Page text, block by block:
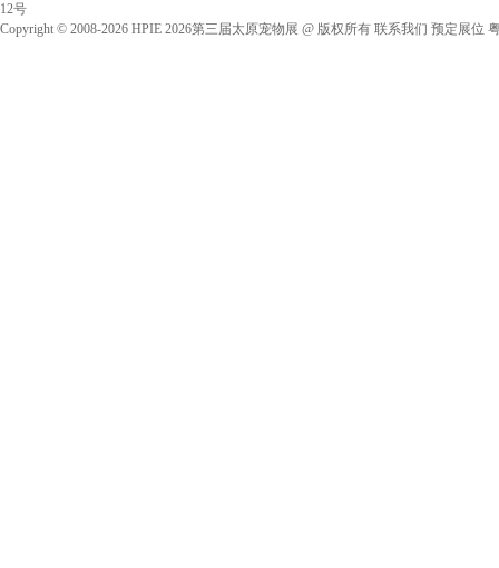
12号
Copyright © 2008-2026 HPIE 2026第三届太原宠物展 @ 版权所有 联系我们 预定展位